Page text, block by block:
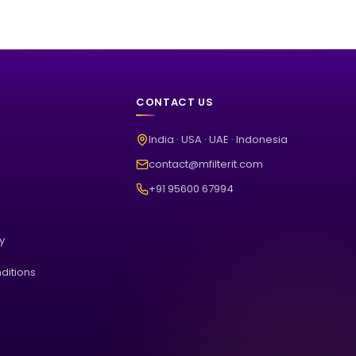
CONTACT US
India · USA · UAE · Indonesia
contact@mfilterit.com
+91 95600 67994